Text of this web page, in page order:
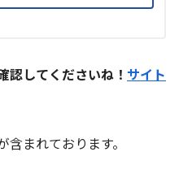
認してくださいね！ サイト
まれております。